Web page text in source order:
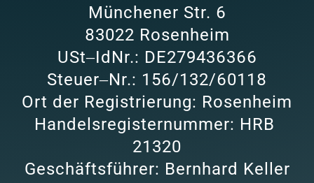
Münchener Str. 6
83022 Rosenheim
USt‒IdNr.: DE279436366
Steuer‒Nr.: 156/132/60118
Ort der Registrierung: Rosenheim
Handelsregisternummer:
21320
Geschäftsführer: Bernhard Keller